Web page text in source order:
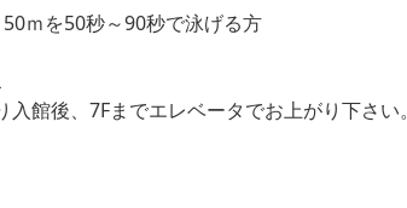
ｍを50秒～90秒で泳げる方
入館後、7Fまでエレベータでお上がり下さい。